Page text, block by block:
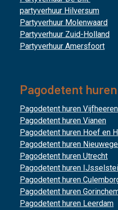
partyverhuur Hilversum
Partyverhuur Molenwaard
Partyverhuur Zuid-Holland
Partyverhuur Amersfoort
Pagodetent huren
Pagodetent huren
Pagodetent huren Vianen
Pagodetent huren Hoef en
Pagodetent huren
Pagodetent huren Utrecht
Pagodetent huren
Pagodetent huren
Pagodetent huren
Pagodetent huren Leerdam